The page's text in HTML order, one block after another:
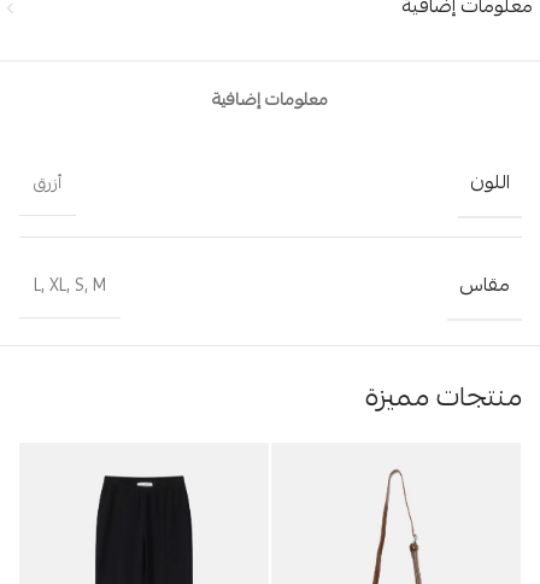
معلومات إضافية
معلومات إضافية
اللون أزرق
مقاس L, XL, S, M
منتجات مميزة